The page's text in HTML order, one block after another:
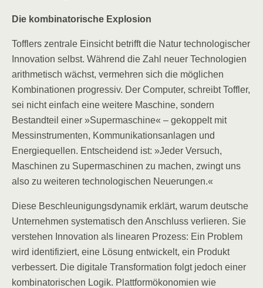
Die kombinatorische Explosion
Tofflers zentrale Einsicht betrifft die Natur technologischer
Innovation selbst. Während die Zahl neuer Technologien
arithmetisch wächst, vermehren sich die möglichen
Kombinationen progressiv. Der Computer, schreibt Toffler,
sei nicht einfach eine weitere Maschine, sondern
Bestandteil einer »Supermaschine« – gekoppelt mit
Messinstrumenten, Kommunikationsanlagen und
Energiequellen. Entscheidend ist: »Jeder Versuch,
Maschinen zu Supermaschinen zu machen, zwingt uns
also zu weiteren technologischen Neuerungen.«
Diese Beschleunigungsdynamik erklärt, warum deutsche
Unternehmen systematisch den Anschluss verlieren. Sie
verstehen Innovation als linearen Prozess: Ein Problem
wird identifiziert, eine Lösung entwickelt, ein Produkt
verbessert. Die digitale Transformation folgt jedoch einer
kombinatorischen Logik. Plattformökonomien wie